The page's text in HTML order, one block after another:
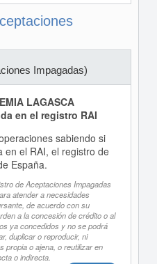
Impagadas)
LAGASCA
en el registro RAI
sabiendo si
en el RAI, el registro de
España.
de Aceptaciones Impagadas
atender a necesidades
de acuerdo con su
a la concesión de crédito o al
ya concedidos y no se podrá
duplicar o reproducir, ni
propia o ajena, o reutilizar en
o indirecta.